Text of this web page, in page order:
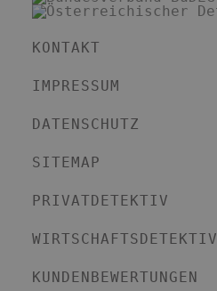
KONTAKT
IMPRESSUM
DATENSCHUTZ
SITEMAP
PRIVATDETEKTIV
WIRTSCHAFTSDETEKTIV
KUNDENBEWERTUNGEN